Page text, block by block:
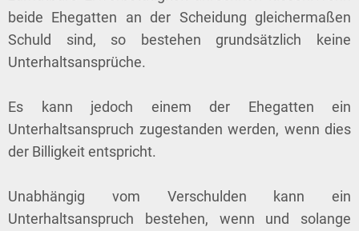
beide Ehegatten an der Scheidung gleichermaßen
Schuld sind, so bestehen grundsätzlich keine
Unterhaltsansprüche.
Es kann jedoch einem der Ehegatten ein
Unterhaltsanspruch zugestanden werden, wenn dies
der Billigkeit entspricht.
Unabhängig vom Verschulden kann ein
Unterhaltsanspruch bestehen, wenn und solange